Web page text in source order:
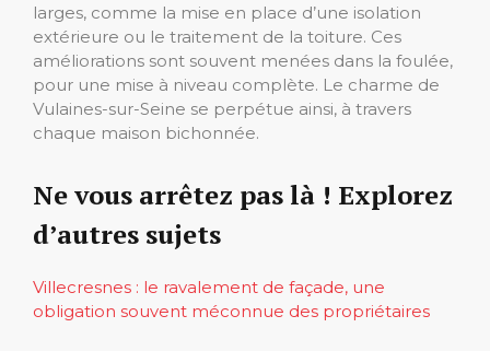
larges, comme la mise en place d’une isolation
extérieure ou le traitement de la toiture. Ces
améliorations sont souvent menées dans la foulée,
pour une mise à niveau complète. Le charme de
Vulaines-sur-Seine se perpétue ainsi, à travers
chaque maison bichonnée.
Ne vous arrêtez pas là ! Explorez
d’autres sujets
Villecresnes : le ravalement de façade, une
obligation souvent méconnue des propriétaires